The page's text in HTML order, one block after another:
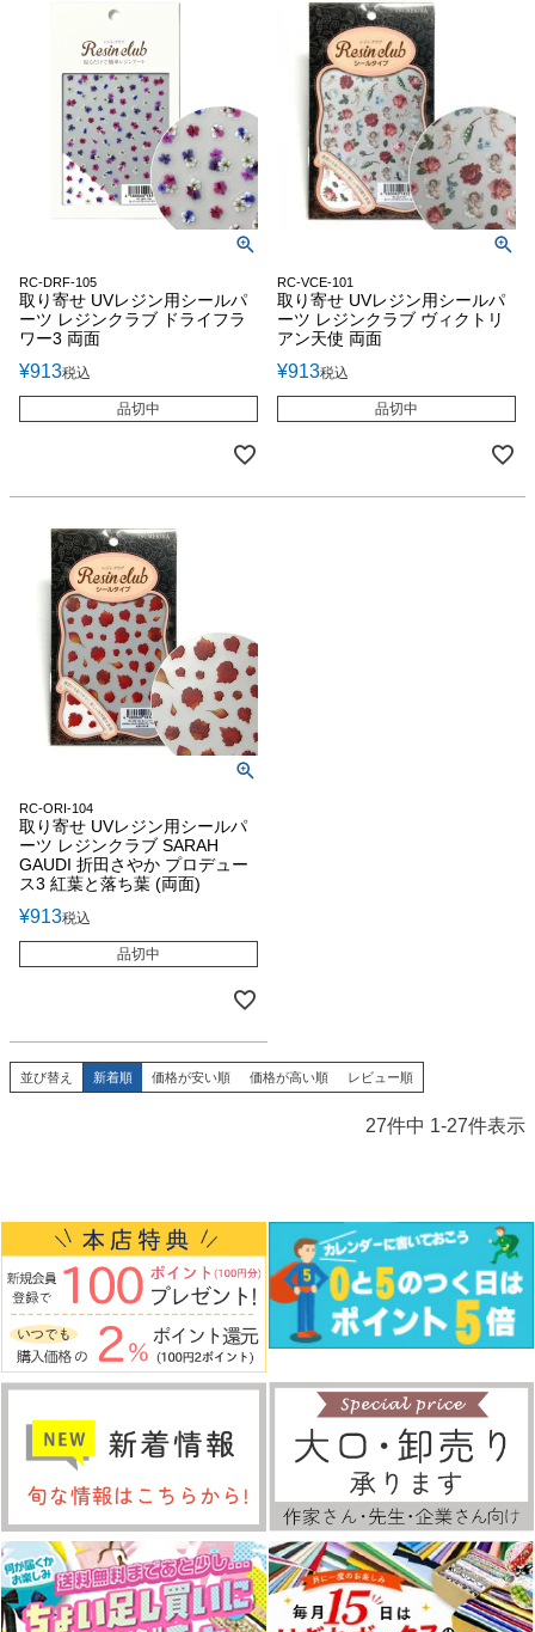
RC-DRF-105
取り寄せ UVレジン用シールパ
ーツ レジンクラブ ドライフラ
ワー3 両面
¥913税込
品切中
RC-VCE-101
取り寄せ UVレジン用シールパ
ーツ レジンクラブ ヴィクトリ
アン天使 両面
¥913税込
品切中
RC-ORI-104
取り寄せ UVレジン用シールパ
ーツ レジンクラブ SARAH
GAUDI 折田さやか プロデュー
ス3 紅葉と落ち葉 (両面)
¥913税込
品切中
並び替え 新着順 価格が安い順 価格が高い順 レビュー順
27件中 1-27件表示